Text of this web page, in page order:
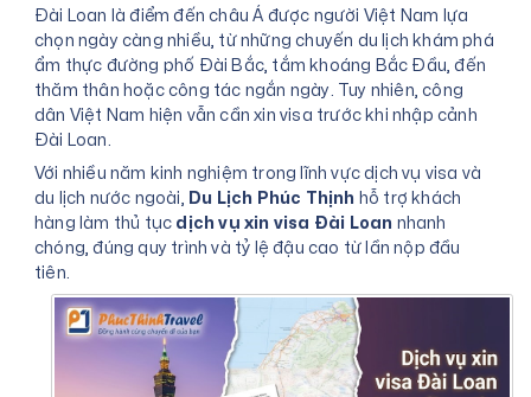
Đài Loan là điểm đến châu Á được người Việt Nam lựa
chọn ngày càng nhiều, từ những chuyến du lịch khám phá
ẩm thực đường phố Đài Bắc, tắm khoáng Bắc Đầu, đến
thăm thân hoặc công tác ngắn ngày. Tuy nhiên, công
dân Việt Nam hiện vẫn cần xin visa trước khi nhập cảnh
Đài Loan.
Với nhiều năm kinh nghiệm trong lĩnh vực dịch vụ visa và
du lịch nước ngoài, Du Lịch Phúc Thịnh hỗ trợ khách
hàng làm thủ tụcdịch vụ xin visa Đài Loan nhanh
chóng, đúng quy trình và tỷ lệ đậu cao từ lần nộp đầu
tiên.